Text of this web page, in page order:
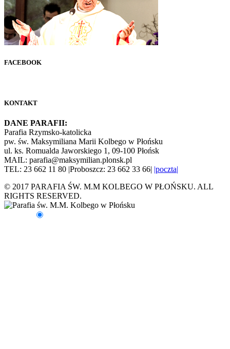
FACEBOOK
KONTAKT
DANE PARAFII:
Parafia Rzymsko-katolicka
pw. św. Maksymiliana Marii Kolbego w Płońsku
ul. ks. Romualda Jaworskiego 1, 09-100 Płońsk
MAIL: parafia@maksymilian.plonsk.pl
TEL: 23 662 11 80 |Proboszcz: 23 662 33 66| |poczta|
© 2017 PARAFIA ŚW. M.M KOLBEGO W PŁOŃSKU. ALL
RIGHTS RESERVED.